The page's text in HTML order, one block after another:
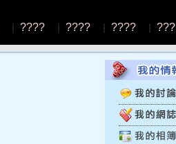
| ???? | ???? | ???? | ???